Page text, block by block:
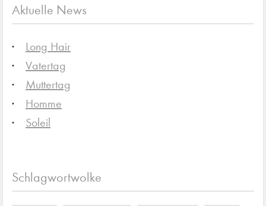
Aktuelle News
Long Hair
Vatertag
Muttertag
Homme
Soleil
Schlagwortwolke